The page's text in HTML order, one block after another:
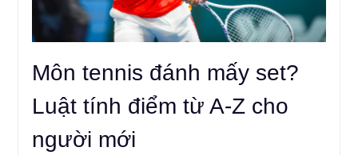
Môn tennis đánh mấy set?
Luật tính điểm từ A-Z cho
người mới